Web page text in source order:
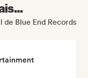
Blue End Records